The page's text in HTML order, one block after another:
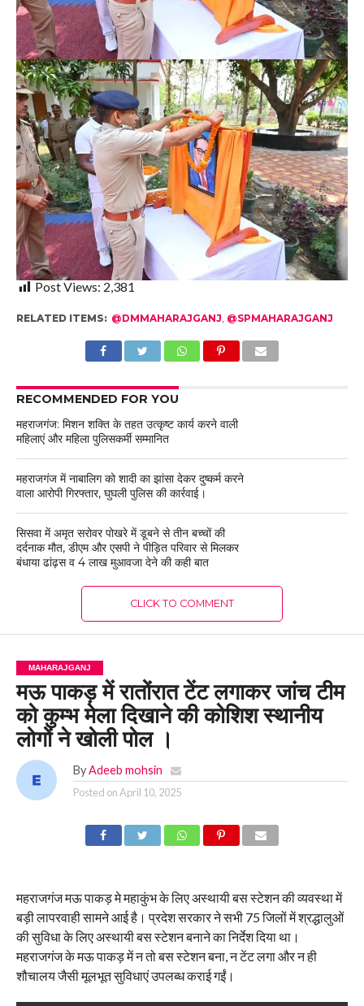
Post Views: 2,381
RELATED ITEMS: @DMMAHARAJGANJ, @SPMAHARAJGANJ
RECOMMENDED FOR YOU
महराजगंज: मिशन शक्ति के तहत उत्कृष्ट कार्य करने वाली
महिलाएं और महिला पुलिसकर्मी सम्मानित
महराजगंज में नाबालिग को शादी का झांसा देकर दुष्कर्म करने
वाला आरोपी गिरफ्तार, घुघली पुलिस की कार्रवाई।
सिसवा में अमृत सरोवर पोखरे में डूबने से तीन बच्चों की
दर्दनाक मौत, डीएम और एसपी ने पीड़ित परिवार से मिलकर
बंधाया ढांढ़स व 4 लाख मुआवजा देने की कही बात
CLICK TO COMMENT
MAHARAJGANJ
मऊ पाकड़ में रातोंरात टेंट लगाकर जांच टीम
को कुम्भ मेला दिखाने की कोशिश स्थानीय
लोगों ने खोली पोल ।
By Adeeb mohsin
Posted onApril 10, 2025
महराजगंज मऊ पाकड़ मे महाकुंभ के लिए अस्थायी बस स्टेशन की व्यवस्था में
बड़ी लापरवाही सामने आई है। प्रदेश सरकार ने सभी 75 जिलों में श्रद्धालुओं
की सुविधा के लिए अस्थायी बस स्टेशन बनाने का निर्देश दिया था।
महराजगंज के मऊ पाकड़ में न तो बस स्टेशन बना, न टेंट लगा और न ही
शौचालय जैसी मूलभूत सुविधाएं उपलब्ध कराई गईं।